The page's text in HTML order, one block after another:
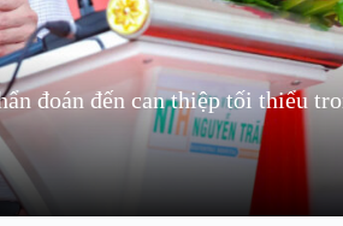
đoán đến can thiệp tối thiểu